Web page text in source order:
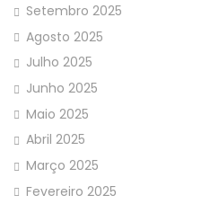
Setembro 2025
Agosto 2025
Julho 2025
Junho 2025
Maio 2025
Abril 2025
Março 2025
Fevereiro 2025